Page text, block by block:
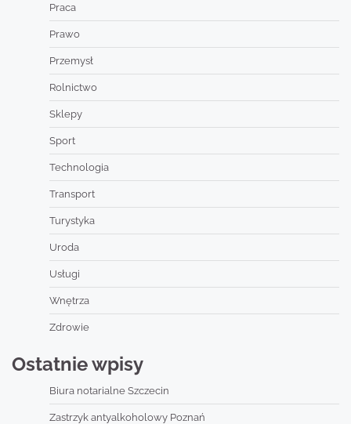
Praca
Prawo
Przemysł
Rolnictwo
Sklepy
Sport
Technologia
Transport
Turystyka
Uroda
Usługi
Wnętrza
Zdrowie
Ostatnie wpisy
Biura notarialne Szczecin
Zastrzyk antyalkoholowy Poznań